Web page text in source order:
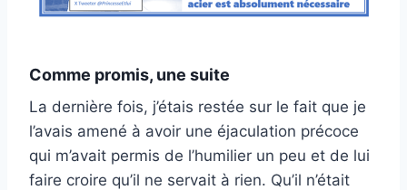
Comme promis, une suite
La dernière fois, j’étais restée sur le fait que je
l’avais amené à avoir une éjaculation précoce
qui m’avait permis de l’humilier un peu et de lui
faire croire qu’il ne servait à rien. Qu’il n’était